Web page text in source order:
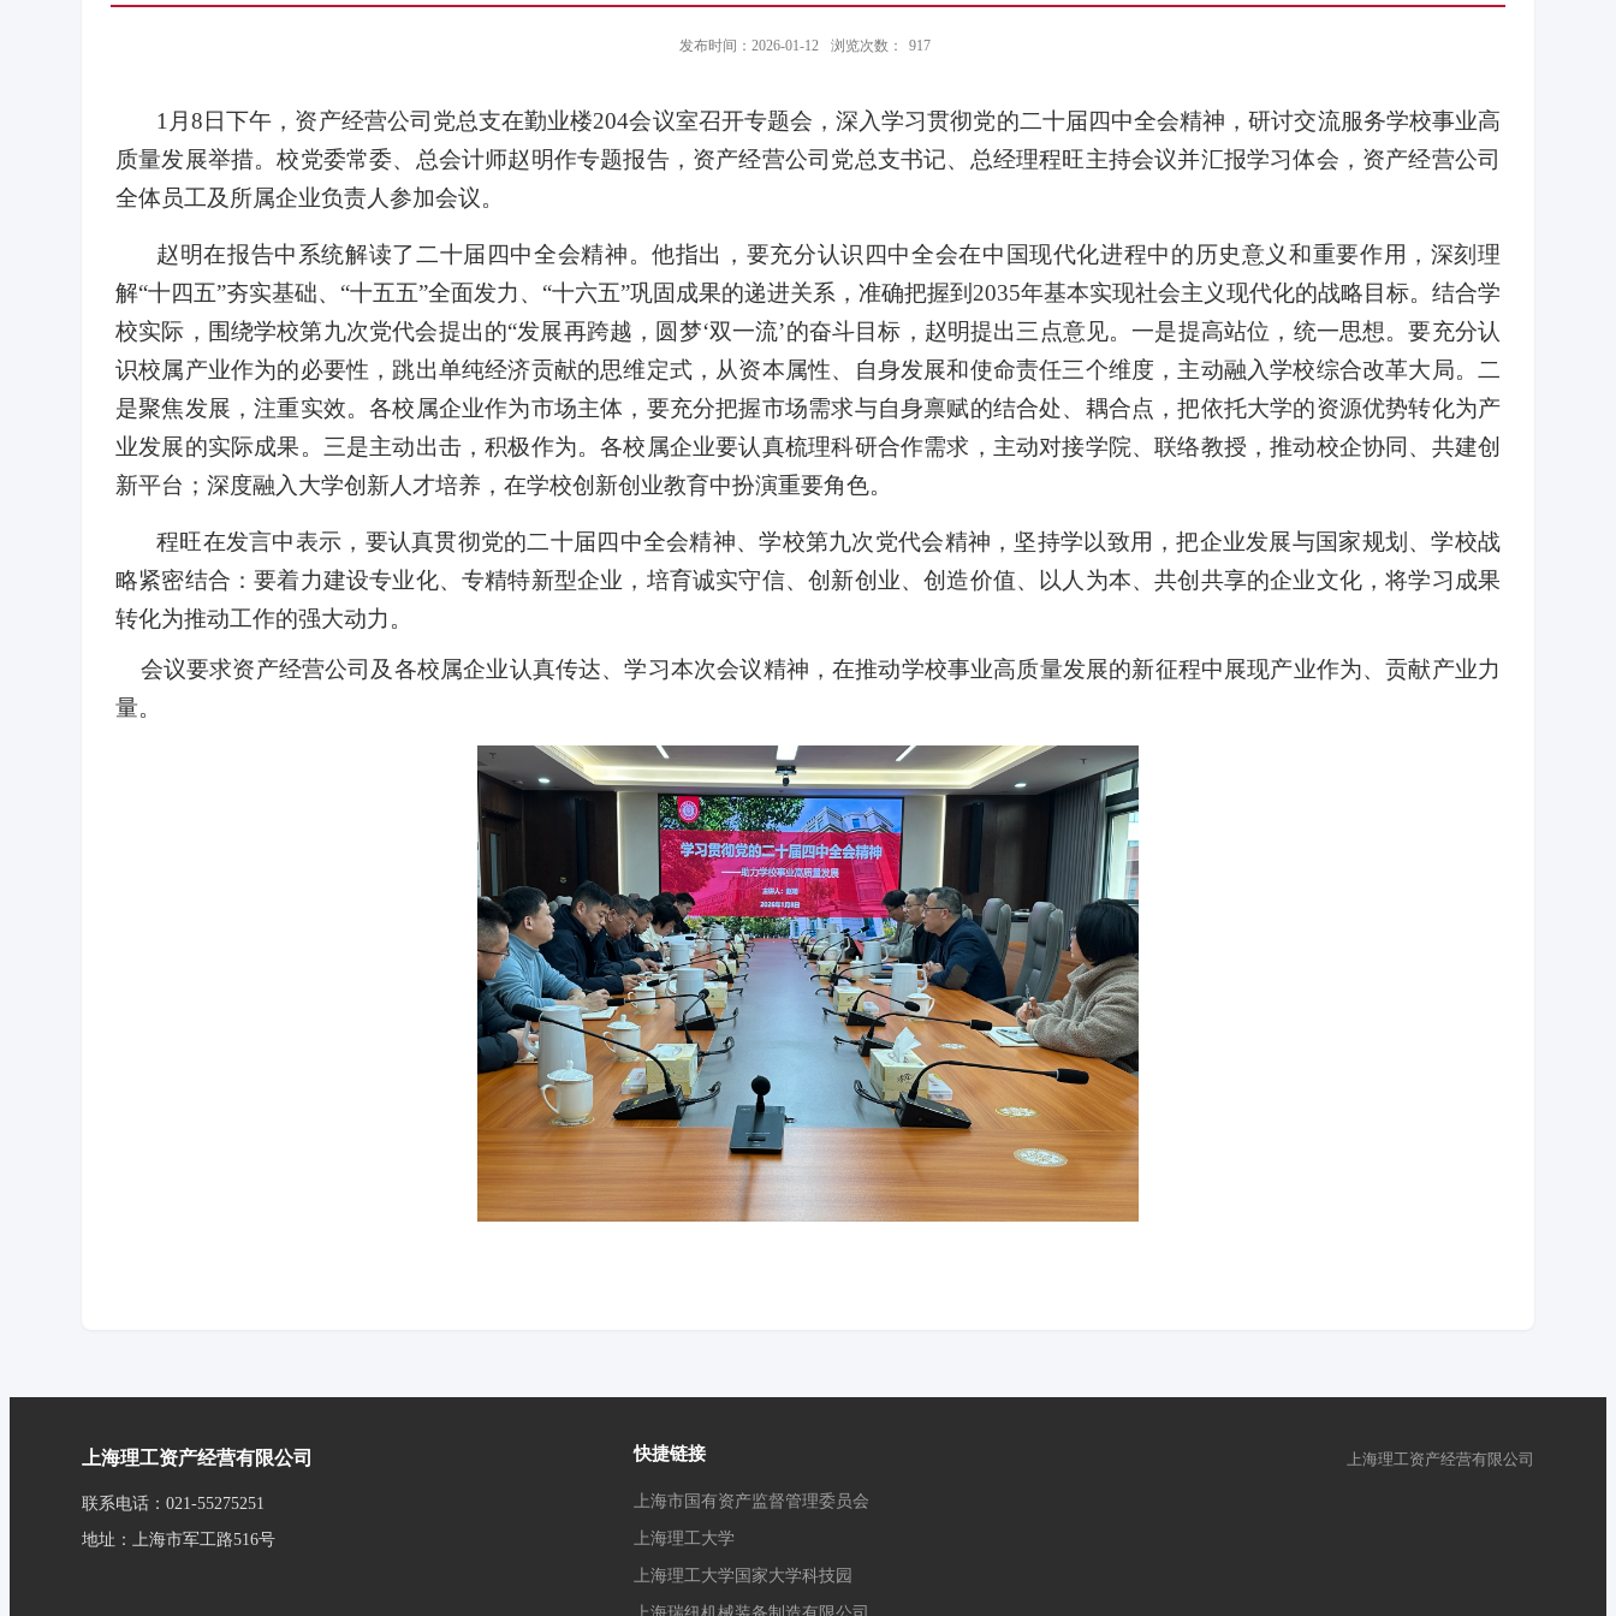
发布时间：2026-01-12 浏览次数： 917
1月8 日下午，资产经营公司党总支在勤业楼204会议室召开专题会，深入学习贯彻党的二十届四中全会精神，研讨交流服务学校事业高
质量发展举措。校党委常委、总会计师赵明作专题报告，资产经营公司党总支书记、总经理程旺主持会议并汇报学习体会，资产经营公司
全体员工及所属企业负责人参加会议。
赵明在报告中系统解读了二十届四中全会精神。他指出，要充分认识四中全会在中国现代化进程中的历史意义和重要作用，深刻理
解“十四五”夯实基础、“十五五”全面发力、“十六五”巩固成果的递进关系，准确把握到 2035年基本实现社会主义现代化的战略目标。结合学
校实际，围绕学校第九次党代会提出的“发展再跨越，圆梦‘双一流’的奋斗目标，赵明提出三点意见。一是提高站位，统一思想。要充分认
识校属产业作为的必要性，跳出单纯经济贡献的思维定式，从资本属性、自身发展和使命责任三个维度，主动融入学校综合改革大局。二
是聚焦发展，注重实效。各校属企业作为市场主体，要充分把握市场需求与自身禀赋的结合处、耦合点，把依托大学的资源优势转化为产
业发展的实际成果。三是主动出击，积极作为。各校属企业要认真梳理科研合作需求，主动对接学院、联络教授，推动校企协同、共建创
新平台；深度融入大学创新人才培养，在学校创新创业教育中扮演重要角色。
程旺在发言中表示，要认真贯彻党的二十届四中全会精神、学校第九次党代会精神，坚持学以致用，把企业发展与国家规划、学校战
略紧密结合：要着力建设专业化、专精特新型企业，培育诚实守信、创新创业、创造价值、以人为本、共创共享的企业文化，将学习成果
转化为推动工作的强大动力。
会议要求资产经营公司及各校属企业认真传达、学习本次会议精神，在推动学校事业高质量发展的新征程中展现产业作为、贡献产业力
量。
上海理工资产经营有限公司
联系电话：021-55275251
地址：上海市军工路516号
快捷链接
上海市国有资产监督管理委员会
上海理工大学
上海理工大学国家大学科技园
上海理工资产经营有限公司